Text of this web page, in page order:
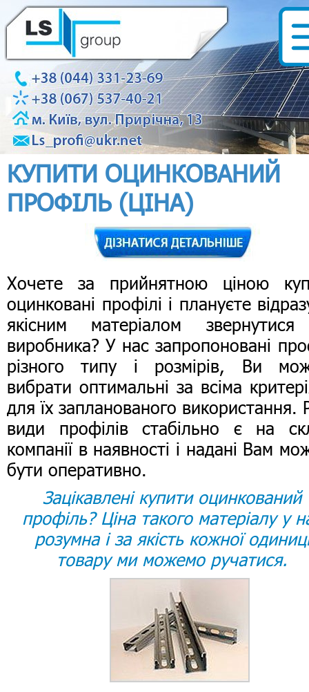
КУПИТИ ОЦИНКОВАНИЙ
ПРОФІЛЬ (ЦІНА)
Хочете за прийнятною ціною
оцинковані профілі і плануєте
якісним матеріалом
виробника? У нас запропоновані
різного типу і розмірів, Ви
вибрати оптимальні за всіма
для їх запланованого використання.
види профілів стабільно є на
компанії в наявності і надані Вам
бути оперативно.
Зацікавлені купити оцинкований
профіль? Ціна такого матеріалу у
розумна і за якість кожної
товару ми можемо ручатися.